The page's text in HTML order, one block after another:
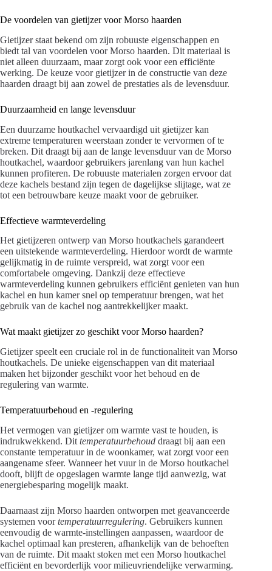
De voordelen van gietijzer voor Morso haarden
Gietijzer staat bekend om zijn robuuste eigenschappen en
biedt tal van voordelen voor Morso haarden. Dit materiaal is
niet alleen duurzaam, maar zorgt ook voor een efficiënte
werking. De keuze voor gietijzer in de constructie van deze
haarden draagt bij aan zowel de prestaties als de levensduur.
Duurzaamheid en lange levensduur
Een duurzame houtkachel vervaardigd uit gietijzer kan
extreme temperaturen weerstaan zonder te vervormen of te
breken. Dit draagt bij aan de lange levensduur van de Morso
houtkachel, waardoor gebruikers jarenlang van hun kachel
kunnen profiteren. De robuuste materialen zorgen ervoor dat
deze kachels bestand zijn tegen de dagelijkse slijtage, wat ze
tot een betrouwbare keuze maakt voor de gebruiker.
Effectieve warmteverdeling
Het gietijzeren ontwerp van Morso houtkachels garandeert
een uitstekende warmteverdeling. Hierdoor wordt de warmte
gelijkmatig in de ruimte verspreid, wat zorgt voor een
comfortabele omgeving. Dankzij deze effectieve
warmteverdeling kunnen gebruikers efficiënt genieten van hun
kachel en hun kamer snel op temperatuur brengen, wat het
gebruik van de kachel nog aantrekkelijker maakt.
Wat maakt gietijzer zo geschikt voor Morso haarden?
Gietijzer speelt een cruciale rol in de functionaliteit van Morso
houtkachels. De unieke eigenschappen van dit materiaal
maken het bijzonder geschikt voor het behoud en de
regulering van warmte.
Temperatuurbehoud en -regulering
Het vermogen van gietijzer om warmte vast te houden, is
indrukwekkend. Dit temperatuurbehoud draagt bij aan een
constante temperatuur in de woonkamer, wat zorgt voor een
aangename sfeer. Wanneer het vuur in de Morso houtkachel
dooft, blijft de opgeslagen warmte lange tijd aanwezig, wat
energiebesparing mogelijk maakt.
Daarnaast zijn Morso haarden ontworpen met geavanceerde
systemen voortemperatuurregulering. Gebruikers kunnen
eenvoudig de warmte-instellingen aanpassen, waardoor de
kachel optimaal kan presteren, afhankelijk van de behoeften
van de ruimte. Dit maakt stoken met een Morso houtkachel
efficiënt en bevorderlijk voor milieuvriendelijke verwarming.